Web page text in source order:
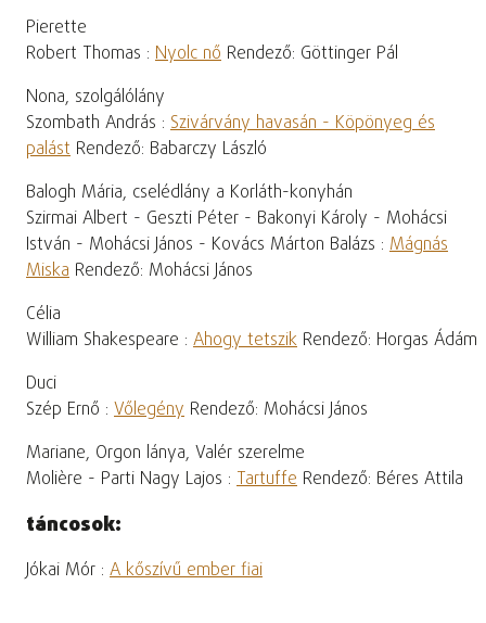
Pierette
Robert Thomas : Nyolc nő Rendező: Göttinger Pál
Nona, szolgálólány
Szombath András : Szivárvány havasán - Köpönyeg és
palást Rendező: Babarczy László
Balogh Mária, cselédlány a Korláth-konyhán
Szirmai Albert - Geszti Péter - Bakonyi Károly - Mohácsi
István - Mohácsi János - Kovács Márton Balázs : Mágnás
Miska Rendező: Mohácsi János
Célia
William Shakespeare : Ahogy tetszik Rendező: Horgas Ádám
Duci
Szép Ernő : Vőlegény Rendező: Mohácsi János
Mariane, Orgon lánya, Valér szerelme
Molière - Parti Nagy Lajos : Tartuffe Rendező: Béres Attila
táncosok:
Jókai Mór : A kőszívű ember fiai